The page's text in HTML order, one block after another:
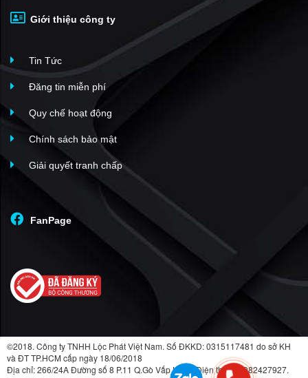
Giới thiệu công ty
Tin Tức
Đăng tin miễn phí
Quy chế hoạt động
Chính sách bảo mật
Giải quyết tranh chấp
FanPage
©2018. Công ty TNHH Lộc Phát Việt Nam. Số ĐKKD: 0315117481 do sở KH
và ĐT TP.HCM cấp ngày 18/06/2018
Địa chỉ: 266/24A Đường số 8 P.11 Q.Gò Vấp HCM. Điện thoại: 0982427927.